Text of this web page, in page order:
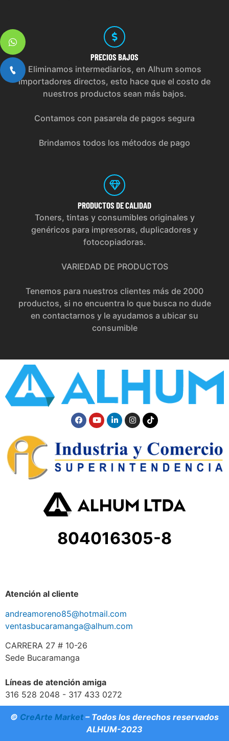
PRECIOS BAJOS
Eliminamos intermediarios, en Alhum somos
importadores directos, esto hace que el costo de
nuestros productos sean más bajos.
Contamos con pasarela de pagos segura
Brindamos todos los métodos de pago
PRODUCTOS DE CALIDAD
Toners, tintas y consumibles originales y
genéricos para impresoras, duplicadores y
fotocopiadoras.
VARIEDAD DE PRODUCTOS
Tenemos para nuestros clientes más de 2000
productos, si no encuentra lo que busca no dude
en contactarnos y le ayudamos a ubicar su
consumible
804016305-8
Atención al cliente
andreamoreno85@hotmail.com
ventasbucaramanga@alhum.com
CARRERA 27 # 10-26
Sede Bucaramanga
Líneas de atención amiga
316 528 2048 - 317 433 0272
© CreArte Market – Todos los derechos reservados
ALHUM-2023